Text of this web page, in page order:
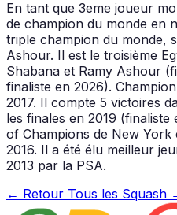
En tant que 3eme joueur
de champion du monde en
triple champion du monde,
Ashour. Il est le troisième
Shabana et Ramy Ashour
finaliste en 2026).
2017. Il compte 5 victoires
les finales en 2019
of Champions de New York
2016. Il a été élu meilleur
2013 par la PSA.
← Retour Tous les Squash